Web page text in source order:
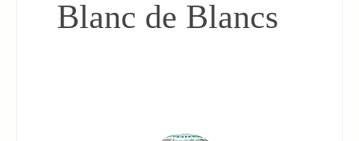
Blanc de Blancs